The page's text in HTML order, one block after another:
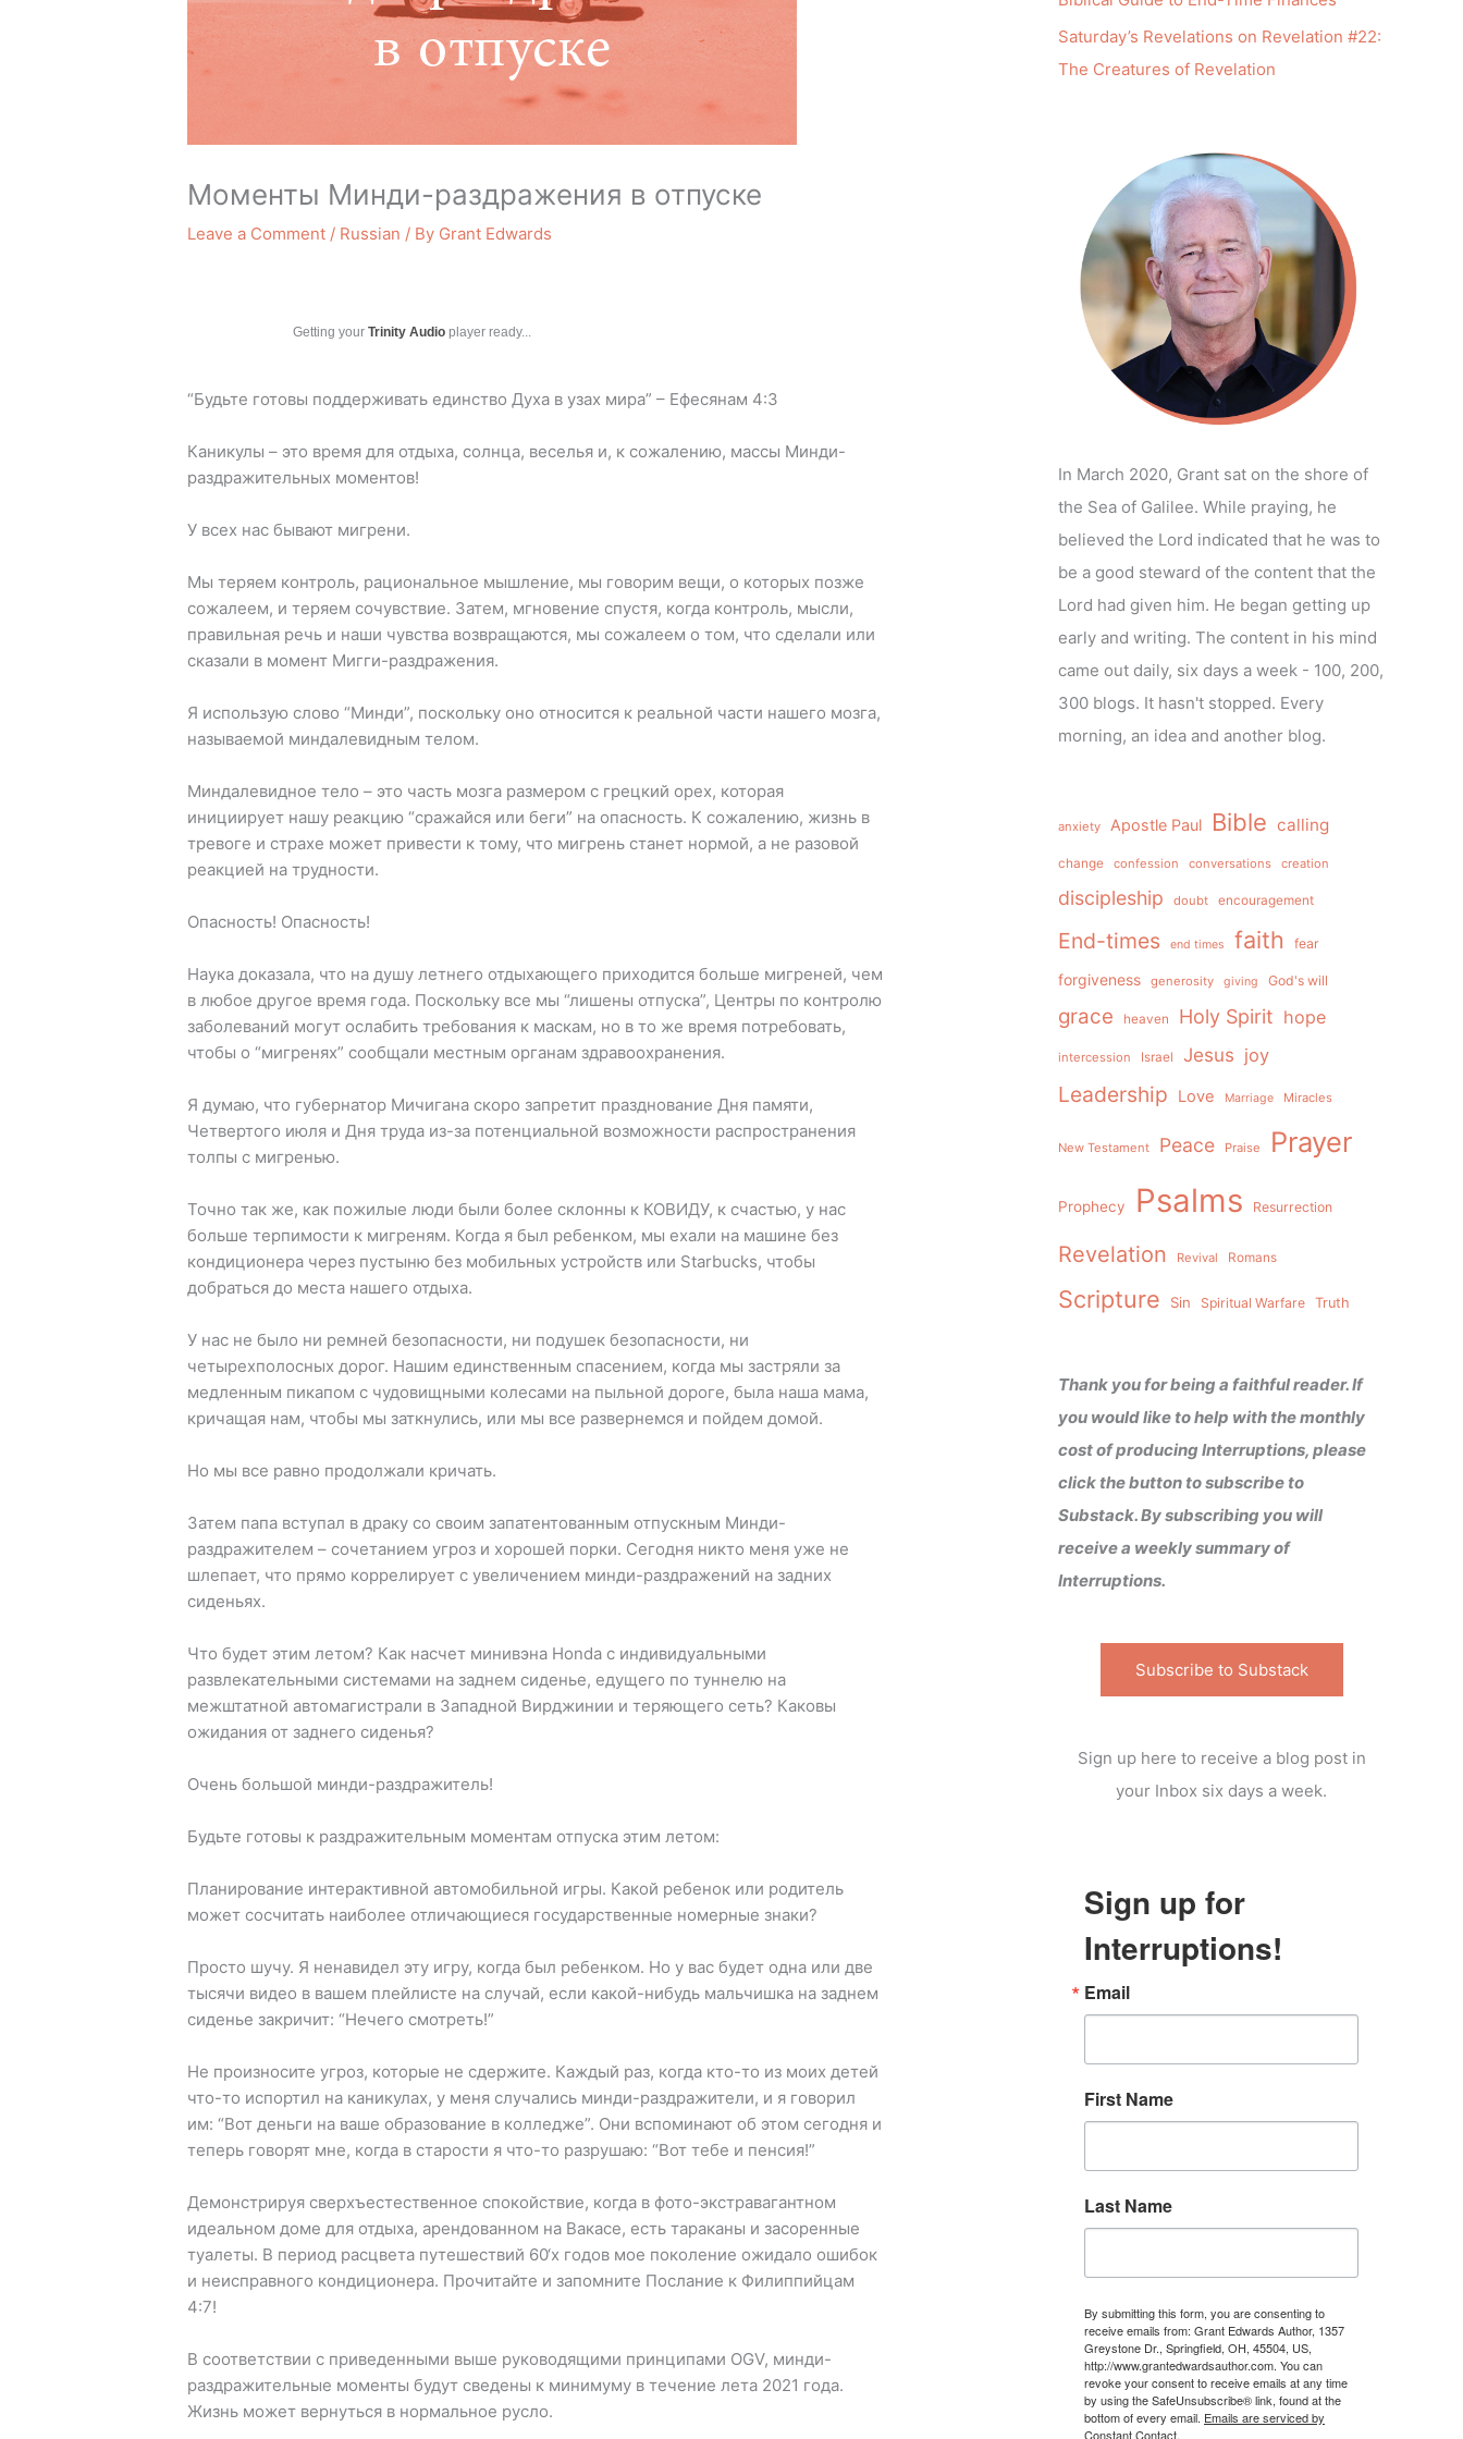
Моменты Минди-раздражения в отпуске
Leave a Comment / Russian / By Grant Edwards
Getting yourTrinity Audio player ready...
“Будьте готовы поддерживать единство Духа в узах мира” – Ефесянам 4:3
Каникулы – это время для отдыха, солнца, веселья и, к сожалению, массы Минди-
раздражительных моментов!
У всех нас бывают мигрени.
Мы теряем контроль, рациональное мышление, мы говорим вещи, о которых позже
сожалеем, и теряем сочувствие. Затем, мгновение спустя, когда контроль, мысли,
правильная речь и наши чувства возвращаются, мы сожалеем о том, что сделали или
сказали в момент Мигги-раздражения.
Я использую слово “Минди”, поскольку оно относится к реальной части нашего мозга,
называемой миндалевидным телом.
Миндалевидное тело – это часть мозга размером с грецкий орех, которая
инициирует нашу реакцию “сражайся или беги” на опасность. К сожалению, жизнь в
тревоге и страхе может привести к тому, что мигрень станет нормой, а не разовой
реакцией на трудности.
Опасность! Опасность!
Наука доказала, что на душу летнего отдыхающего приходится больше мигреней, чем
в любое другое время года. Поскольку все мы “лишены отпуска”, Центры по контролю
заболеваний могут ослабить требования к маскам, но в то же время потребовать,
чтобы о “мигренях” сообщали местным органам здравоохранения.
Я думаю, что губернатор Мичигана скоро запретит празднование Дня памяти,
Четвертого июля и Дня труда из-за потенциальной возможности распространения
толпы с мигренью.
Точно так же, как пожилые люди были более склонны к КОВИДУ, к счастью, у нас
больше терпимости к мигреням. Когда я был ребенком, мы ехали на машине без
кондиционера через пустыню без мобильных устройств или Starbucks, чтобы
добраться до места нашего отдыха.
У нас не было ни ремней безопасности, ни подушек безопасности, ни
четырехполосных дорог. Нашим единственным спасением, когда мы застряли за
медленным пикапом с чудовищными колесами на пыльной дороге, была наша мама,
кричащая нам, чтобы мы заткнулись, или мы все развернемся и пойдем домой.
Но мы все равно продолжали кричать.
Затем папа вступал в драку со своим запатентованным отпускным Минди-
раздражителем – сочетанием угроз и хорошей порки. Сегодня никто меня уже не
шлепает, что прямо коррелирует с увеличением минди-раздражений на задних
сиденьях.
Что будет этим летом? Как насчет минивэна Honda с индивидуальными
развлекательными системами на заднем сиденье, едущего по туннелю на
межштатной автомагистрали в Западной Вирджинии и теряющего сеть? Каковы
ожидания от заднего сиденья?
Очень большой минди-раздражитель!
Будьте готовы к раздражительным моментам отпуска этим летом:
Планирование интерактивной автомобильной игры. Какой ребенок или родитель
может сосчитать наиболее отличающиеся государственные номерные знаки?
Просто шучу. Я ненавидел эту игру, когда был ребенком. Но у вас будет одна или две
тысячи видео в вашем плейлисте на случай, если какой-нибудь мальчишка на заднем
сиденье закричит: “Нечего смотреть!”
Не произносите угроз, которые не сдержите. Каждый раз, когда кто-то из моих детей
что-то испортил на каникулах, у меня случались минди-раздражители, и я говорил
им: “Вот деньги на ваше образование в колледже”. Они вспоминают об этом сегодня и
теперь говорят мне, когда в старости я что-то разрушаю: “Вот тебе и пенсия!”
Демонстрируя сверхъестественное спокойствие, когда в фото-экстравагантном
идеальном доме для отдыха, арендованном на Вакасе, есть тараканы и засоренные
туалеты. В период расцвета путешествий 60‘х годов мое поколение ожидало ошибок
и неисправного кондиционера. Прочитайте и запомните Послание к Филиппийцам
4:7!
В соответствии с приведенными выше руководящими принципами OGV, минди-
раздражительные моменты будут сведены к минимуму в течение лета 2021 года.
Жизнь может вернуться в нормальное русло.
Saturday’s Revelations on Revelation #22:
The Creatures of Revelation
In March 2020, Grant sat on the shore of
the Sea of Galilee. While praying, he
believed the Lord indicated that he was to
be a good steward of the content that the
Lord had given him. He began getting up
early and writing. The content in his mind
came out daily, six days a week - 100, 200,
300 blogs. It hasn't stopped. Every
morning, an idea and another blog.
anxiety Apostle Paul Bible calling
change confession conversations creation
discipleship doubt encouragement
End-times end times faith fear
forgiveness generosity giving God's will
grace heaven Holy Spirit hope
intercession Israel Jesus joy
Leadership Love Marriage Miracles
New Testament Peace Praise Prayer
Prophecy Psalms Resurrection
Revelation Revival Romans
Scripture Sin Spiritual Warfare Truth
Thank you for being a faithful reader. If
you would like to help with the monthly
cost of producing Interruptions, please
click the button to subscribe to
Substack. By subscribing you will
receive a weekly summary of
Interruptions.
Subscribe to Substack
Sign up here to receive a blog post in
your Inbox six days a week.
Sign up for
Interruptions!
Email
First Name
Last Name
By submitting this form, you are consenting to
receive emails from: Grant Edwards Author, 1357
Greystone Dr., Springfield, OH, 45504, US,
http://www.grantedwardsauthor.com. You can
revoke your consent to receive emails at any time
by using the SafeUnsubscribe® link, found at the
bottom of every email. Emails are serviced by
Constant Contact.